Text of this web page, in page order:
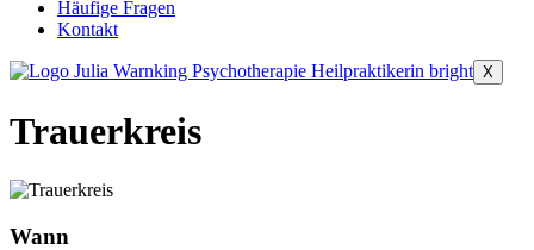
Häufige Fragen
Kontakt
X
Trauerkreis
Wann